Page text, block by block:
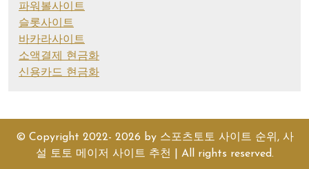
파워볼사이트
슬롯사이트
바카라사이트
소액결제 현금화
신용카드 현금화
© Copyright 2022- 2026 by 스포츠토토 사이트 순위, 사
설 토토 메이저 사이트 추천 | All rights reserved.